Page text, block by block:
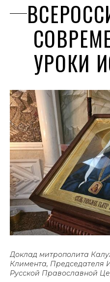
УРОКИ
Доклад митрополита
Климента, Председателя
Русской Православной